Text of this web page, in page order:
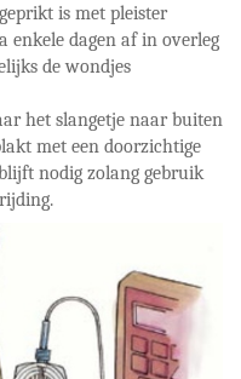
is met pleister
enkele dagen af in overleg
de wondjes
het slangetje naar buiten
met een doorzichtige
nodig zolang gebruik